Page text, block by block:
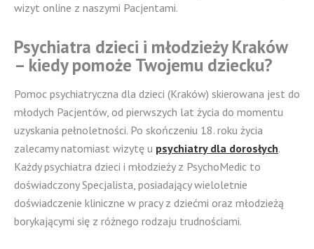
wizyt online z naszymi Pacjentami.
Psychiatra dzieci i młodzieży Kraków
– kiedy pomoże Twojemu dziecku?
Pomoc psychiatryczna dla dzieci (Kraków) skierowana jest do
młodych Pacjentów, od pierwszych lat życia do momentu
uzyskania pełnoletności. Po skończeniu 18. roku życia
zalecamy natomiast wizytę u psychiatry dla dorosłych.
Każdy psychiatra dzieci i młodzieży z PsychoMedic to
doświadczony Specjalista, posiadający wieloletnie
doświadczenie kliniczne w pracy z dziećmi oraz młodzieżą
borykającymi się z różnego rodzaju trudnościami.